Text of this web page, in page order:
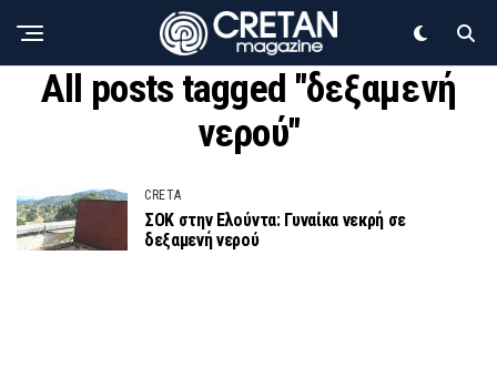
All posts tagged "δεξαμενή
νερού"
CRETA
ΣΟΚ στην Ελούντα: Γυναίκα νεκρή σε
δεξαμενή νερού